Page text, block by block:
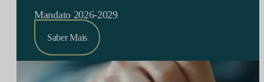
Mandato 2026-2029
Saber Mais